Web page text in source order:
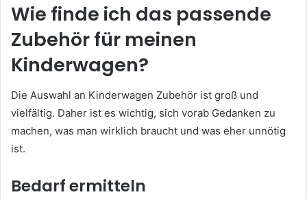
Wie finde ich das passende
Zubehör für meinen
Kinderwagen?
Die Auswahl an Kinderwagen Zubehör ist groß und
vielfältig. Daher ist es wichtig, sich vorab Gedanken zu
machen, was man wirklich braucht und was eher unnötig
ist.
Bedarf ermitteln